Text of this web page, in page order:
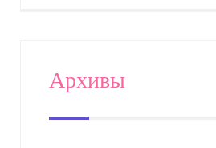
Архивы